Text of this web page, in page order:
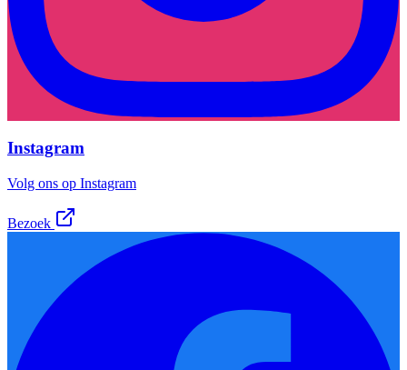
Instagram
Volg ons op Instagram
Bezoek